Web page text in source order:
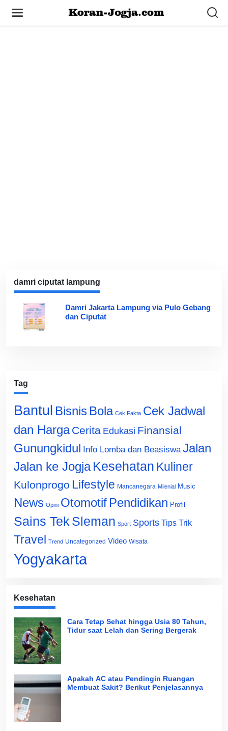
damri ciputat lampung
Damri Jakarta Lampung via Pulo Gebang
dan Ciputat
Tag
Bantul Bisnis Bola Cek Fakta Cek Jadwal
dan Harga Cerita Edukasi Finansial
Gunungkidul Info Lomba dan Beasiswa Jalan
Jalan ke Jogja Kesehatan Kuliner
Kulonprogo Lifestyle Mancanegara Milenial Music
News Opini Otomotif Pendidikan Profil
Sains Tek Sleman Sport Sports Tips Trik
Travel Trend Uncategorized Video Wisata
Yogyakarta
Kesehatan
Cara Tetap Sehat hingga Usia 80 Tahun,
Tidur saat Lelah dan Sering Bergerak
Apakah AC atau Pendingin Ruangan
Membuat Sakit? Berikut Penjelasannya